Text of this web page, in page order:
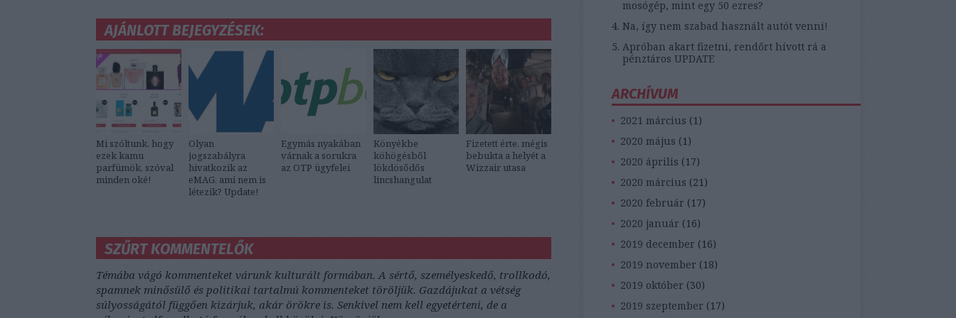
AJÁNLOTT BEJEGYZÉSEK:
Mi szóltunk, hogy
ezek kamu
parfümök, szóval
minden oké!
Olyan
jogszabályra
hivatkozik az
eMAG, ami nem is
létezik? Update!
Egymás nyakában
várnak a sorukra
az OTP ügyfelei
Könyékbe
köhögésből
lökdösődős
lincshangulat
Fizetett érte, mégis
bebukta a helyét a
Wizzair utasa
SZŰRT KOMMENTELŐK
Témába vágó kommenteket várunk kulturált formában. A sértő, személyeskedő, trollkodó,
spamnek minősülő és politikai tartalmú kommenteket töröljük. Gazdájukat a vétség
súlyosságától függően kizárjuk, akár örökre is. Senkivel nem kell egyetérteni, de a
mosógép, mint egy 50 ezres?
Na, így nem szabad használt autót venni!
Apróban akart fizetni, rendőrt hívott rá a
pénztáros UPDATE
ARCHÍVUM
2021 március (1 )
2020 május (1 )
2020 április (17)
2020 március (21 )
2020 február (17)
2020 január (16)
2019 december (16)
2019 november (18)
2019 október (30)
2019 szeptember (17)